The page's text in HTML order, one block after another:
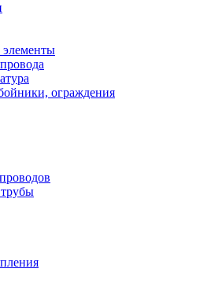
ограждения